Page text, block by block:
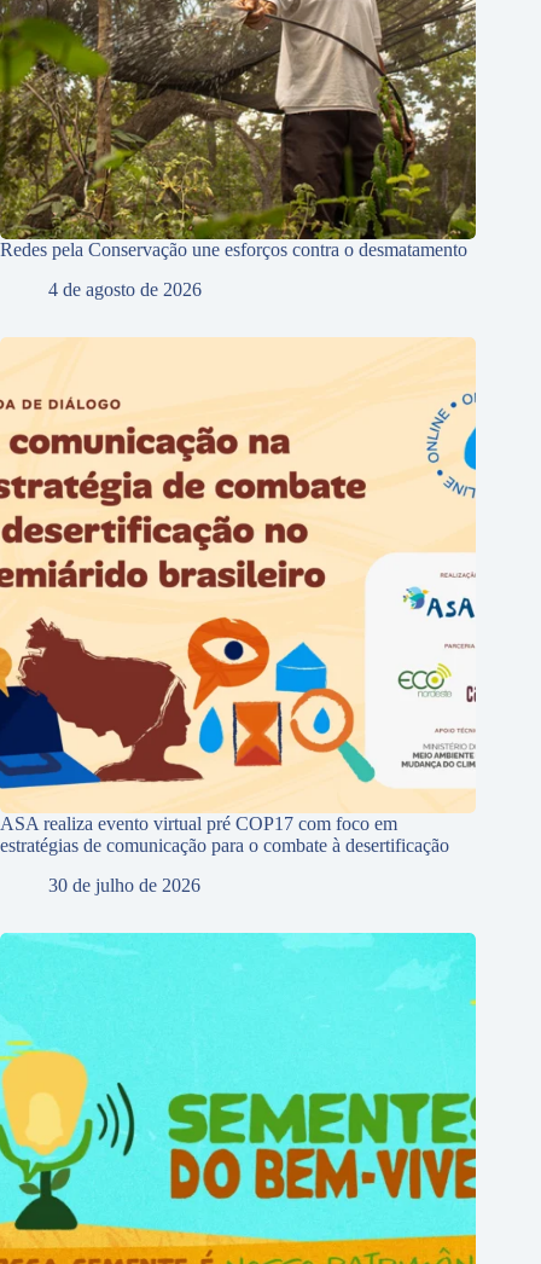
Redes pela Conservação une esforços contra o desmatamento
4 de agosto de 2026
ASA realiza evento virtual pré COP17 com foco em
estratégias de comunicação para o combate à desertificação
30 de julho de 2026